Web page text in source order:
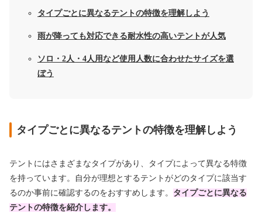
タイプごとに異なるテントの特徴を理解しよう
雨が降っても対応できる耐水性の高いテントが人気
ソロ・2人・4人用など使用人数に合わせたサイズを選
ぼう
タイプごとに異なるテントの特徴を理解しよう
テントにはさまざまなタイプがあり、タイプによって異なる特徴
を持っています。自分が理想とするテントがどのタイプに該当す
るのか事前に確認するのをおすすめします。 タイプごとに異なる
テントの特徴を紹介します。